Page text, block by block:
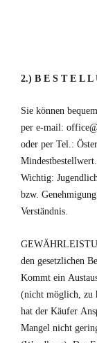
2.) B E S T E L L
Sie können
per e-mail:
oder per Tel.:
Mindestbestellwert.
Wichtig:
bzw.
Verständnis.
den gesetzlichen
Kommt ein
(nicht möglich, zu
hat der Käufer
Mangel nicht